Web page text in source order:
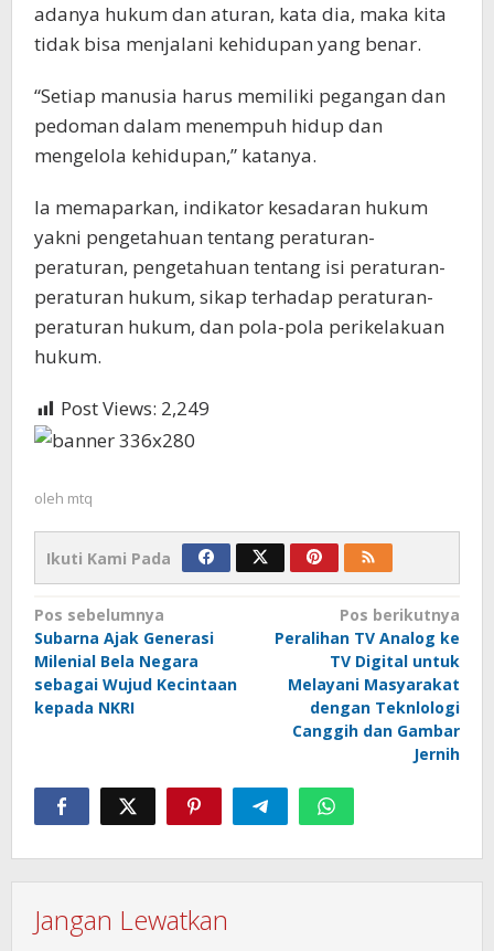
adanya hukum dan aturan, kata dia, maka kita
tidak bisa menjalani kehidupan yang benar.
“Setiap manusia harus memiliki pegangan dan
pedoman dalam menempuh hidup dan
mengelola kehidupan,” katanya.
Ia memaparkan, indikator kesadaran hukum
yakni pengetahuan tentang peraturan-
peraturan, pengetahuan tentang isi peraturan-
peraturan hukum, sikap terhadap peraturan-
peraturan hukum, dan pola-pola perikelakuan
hukum.
Post Views: 2,249
oleh mtq
Ikuti Kami Pada
Navigasi
pos
Pos sebelumnya
Subarna Ajak Generasi
Milenial Bela Negara
sebagai Wujud Kecintaan
kepada NKRI
Pos berikutnya
Peralihan TV Analog ke
TV Digital untuk
Melayani Masyarakat
dengan Teknlologi
Canggih dan Gambar
Jernih
Jangan Lewatkan